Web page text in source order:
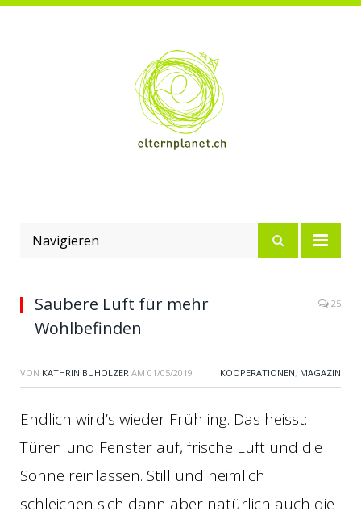
Navigieren
Saubere Luft für mehr
Wohlbefinden
25
VON KATHRIN BUHOLZER AM 01/05/2019 KOOPERATIONEN, MAGAZIN
Endlich wird’s wieder Frühling. Das heisst:
Türen und Fenster auf, frische Luft und die
Sonne reinlassen. Still und heimlich
schleichen sich dann aber natürlich auch die